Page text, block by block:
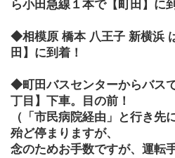
ら小田急線１本で【町田】に
◆相模原 橋本 八王子 新横浜
田】に到着！
◆町田バスセンターからバス
丁目】下車。目の前！
（「市民病院経由」と行き先
殆ど停まりますが、
念のためお手数ですが、運転